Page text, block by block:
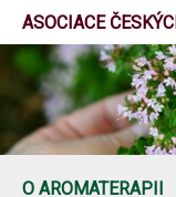
ASOCIACE
O AROMATERAPII